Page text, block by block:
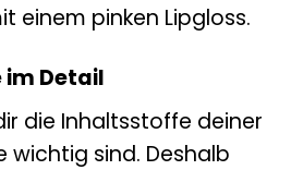
einem pinken Lipgloss.
Detail
die Inhaltsstoffe deiner
wichtig sind. Deshalb